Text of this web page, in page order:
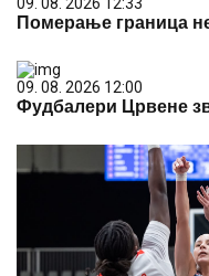
Померање граница
09. 08. 2026 12:00
Фудбалери Црвене